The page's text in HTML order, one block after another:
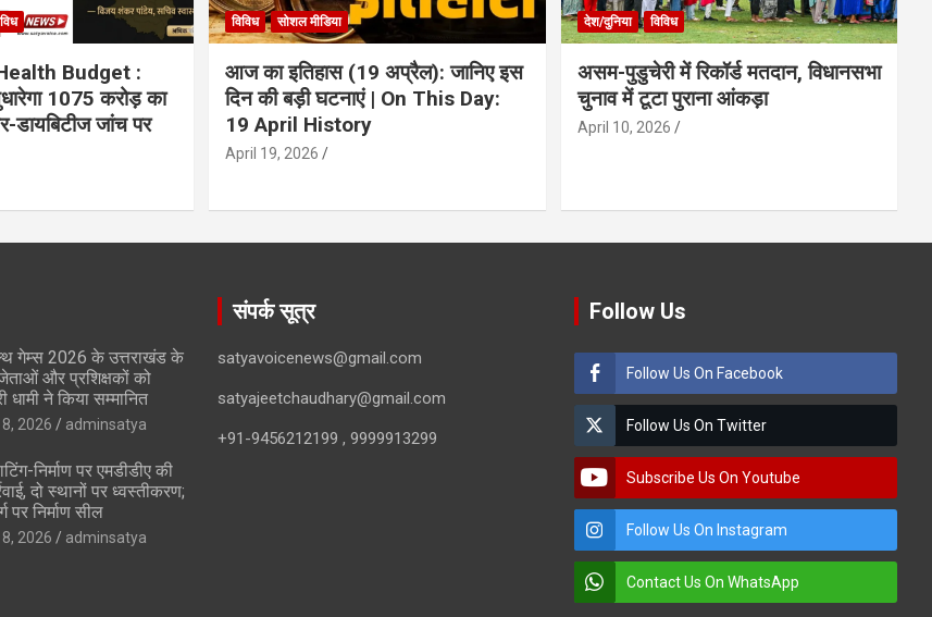
Budget :
1075 करोड़ का
डायबिटीज जांच पर
विविध सोशल मीडिया
आज का इतिहास (19 अप्रैल): जानिए इस
दिन की बड़ी घटनाएं | On This Day:
19 April History
April 19, 2026
देश/दुनिया विविध
असम-पुडुचेरी में रिकॉर्ड मतदान, विधानसभा
चुनाव में टूटा पुराना आंकड़ा
April 10, 2026
गेम्स 2026 के उत्तराखंड के
और प्रशिक्षकों को
धामी ने किया सम्मानित
2026 adminsatya
निर्माण पर एमडीडीए की
दो स्थानों पर ध्वस्तीकरण;
पर निर्माण सील
2026 adminsatya
संपर्क सूत्र
satyavoicenews@gmail.com
satyajeetchaudhary@gmail.com
+91-9456212199 , 9999913299
Follow Us
Follow Us On Facebook
Follow Us On Twitter
Subscribe Us On Youtube
Follow Us On Instagram
Contact Us On WhatsApp